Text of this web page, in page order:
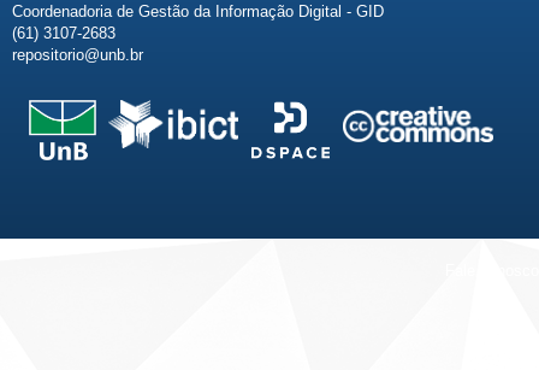
Coordenadoria de Gestão da Informação Digital - GID
(61) 3107-2683
repositorio@unb.br